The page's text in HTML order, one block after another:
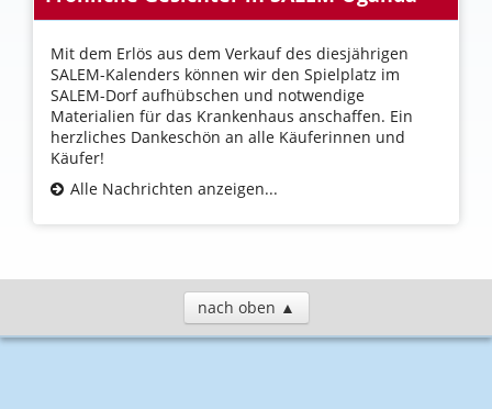
Mit dem Erlös aus dem Verkauf des diesjährigen
SALEM-Kalenders können wir den Spielplatz im
SALEM-Dorf aufhübschen und notwendige
Materialien für das Krankenhaus anschaffen. Ein
herzliches Dankeschön an alle Käuferinnen und
Käufer!
Alle Nachrichten anzeigen...
nach oben ▲